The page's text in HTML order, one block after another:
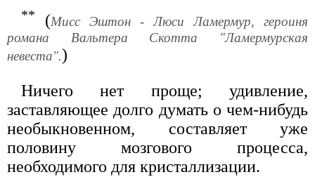
** (Мисс Эштон - Люси Ламермур, героиня
романа Вальтера Скотта "Ламермурская
невеста".)
Ничего нет проще; удивление,
заставляющее долго думать о чем-нибудь
необыкновенном, составляет уже
половину мозгового процесса,
необходимого для кристаллизации.